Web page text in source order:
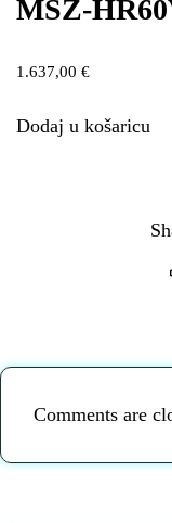
MSZ-
1.637,00 €
Dodaj u košaricu
Comments are